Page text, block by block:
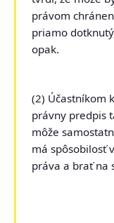
právom
priamo
opak.
(2) Účastníkom
právny predpis
môže
má spôsobilosť
práva a brať na